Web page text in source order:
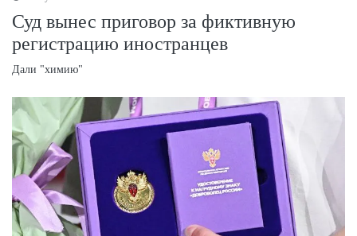
Суд вынес приговор за фиктивную
регистрацию иностранцев
Дали "химию"